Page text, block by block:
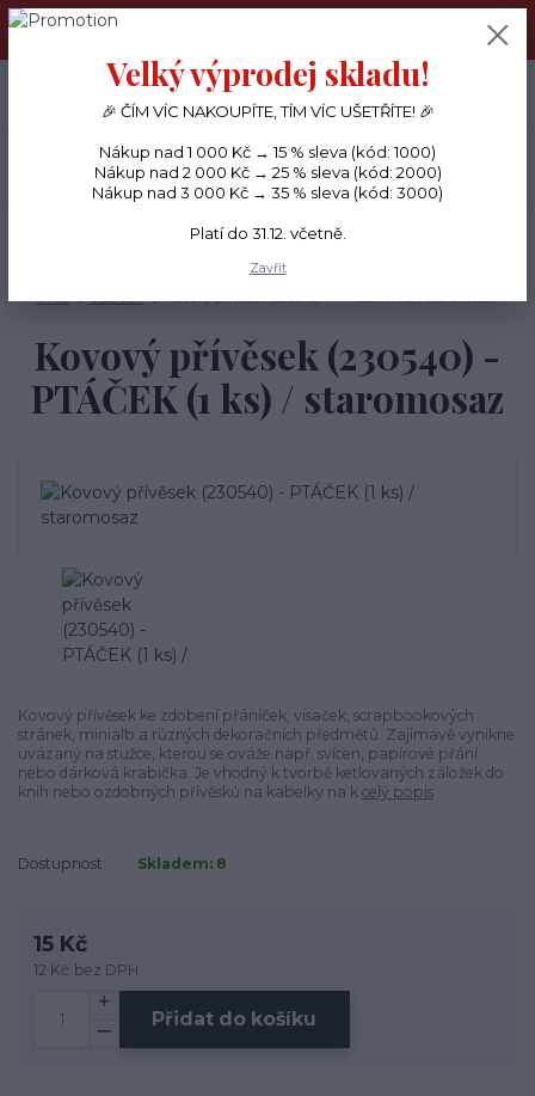
PŘÁNÍČKA a PAPÍROVÉ DÁRKY odesílám každý den, KREATIVNÍ
Menu
CZK
+420 734 380 930
(Po-Ne, 8-20 hod.)
Kovový přívěsek (230540) -
PTÁČEK (1 ks) / staromosaz
Kovový přívěsek ke zdobení přáníček, visaček, scrapbookových
stránek, minialb a různých dekoračních předmětů. Zajímavě vynikne
uvázaný na stužce, kterou se ováže např. svícen, papírové přání
nebo dárková krabička. Je vhodný k tvorbě ketlovaných záložek do
knih nebo ozdobných přívěsků na kabelky na k celý popis
Dostupnost Skladem: 8
15 Kč
12 Kč bez DPH
Přidat do košíku
Velký výprodej skladu!
🎉 ČÍM VÍC NAKOUPÍTE, TÍM VÍC UŠETŘÍTE! 🎉
Nákup nad 1 000 Kč → 15 % sleva (kód: 1000)
Nákup nad 2 000 Kč → 25 % sleva (kód: 2000)
Nákup nad 3 000 Kč → 35 % sleva (kód: 3000)
Platí do 31.12. včetně.
Zavřít